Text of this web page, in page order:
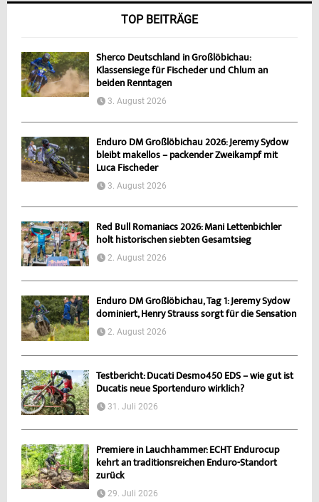
TOP BEITRÄGE
Sherco Deutschland in Großlöbichau:
Klassensiege für Fischeder und Chlum an
beiden Renntagen
3. August 2026
Enduro DM Großlöbichau 2026: Jeremy Sydow
bleibt makellos – packender Zweikampf mit
Luca Fischeder
3. August 2026
Red Bull Romaniacs 2026: Mani Lettenbichler
holt historischen siebten Gesamtsieg
2. August 2026
Enduro DM Großlöbichau, Tag 1: Jeremy Sydow
dominiert, Henry Strauss sorgt für die Sensation
2. August 2026
Testbericht: Ducati Desmo450 EDS – wie gut ist
Ducatis neue Sportenduro wirklich?
31. Juli 2026
Premiere in Lauchhammer: ECHT Endurocup
kehrt an traditionsreichen Enduro-Standort
zurück
29. Juli 2026